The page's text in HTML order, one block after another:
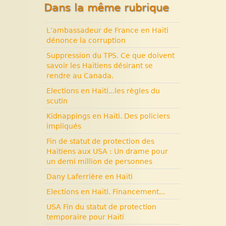
années terribles. Cité
Histoire d’Haïti. Histoire et
Vaudou.
Dans la même rubrique
L’ambassadeur de France en Haïti
dénonce la corruption
Suppression du TPS. Ce que doivent
savoir les Haïtiens désirant se
rendre au Canada.
Elections en Haïti...les règles du
scutin
Kidnappings en Haïti. Des policiers
impliqués
Fin de statut de protection des
Haïtiens aux USA : Un drame pour
un demi million de personnes
Dany Laferrière en Haïti
Elections en Haïti. Financement...
USA Fin du statut de protection
temporaire pour Haïti